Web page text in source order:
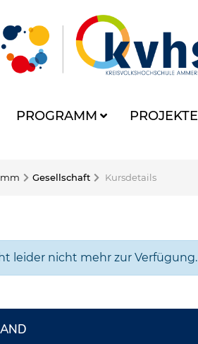
PROGRAMM PROJEKTE
Gesellschaft Kursdetails
leider nicht mehr zur Verfügung.